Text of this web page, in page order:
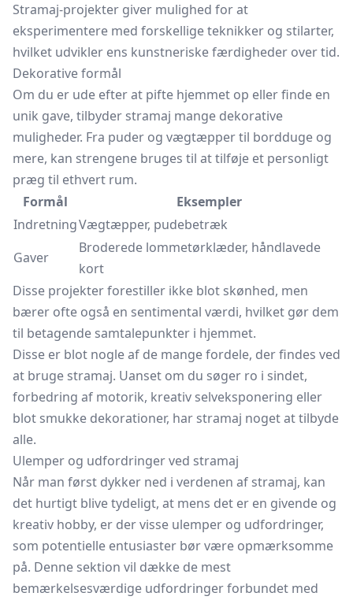
Stramaj-projekter giver mulighed for at
eksperimentere med forskellige teknikker og stilarter,
hvilket udvikler ens kunstneriske færdigheder over tid.
Dekorative formål
Om du er ude efter at pifte hjemmet op eller finde en
unik gave, tilbyder stramaj mange dekorative
muligheder. Fra puder og vægtæpper til bordduge og
mere, kan strengene bruges til at tilføje et personligt
præg til ethvert rum.
Formål
Eksempler
IndretningVægtæpper, pudebetræk
Gaver
Broderede lommetørklæder, håndlavede
kort
Disse projekter forestiller ikke blot skønhed, men
bærer ofte også en sentimental værdi, hvilket gør dem
til betagende samtalepunkter i hjemmet.
Disse er blot nogle af de mange fordele, der findes ved
at bruge stramaj. Uanset om du søger ro i sindet,
forbedring af motorik, kreativ selveksponering eller
blot smukke dekorationer, har stramaj noget at tilbyde
alle.
Ulemper og udfordringer ved stramaj
Når man først dykker ned i verdenen af stramaj, kan
det hurtigt blive tydeligt, at mens det er en givende og
kreativ hobby, er der visse ulemper og udfordringer,
som potentielle entusiaster bør være opmærksomme
på. Denne sektion vil dække de mest
bemærkelsesværdige udfordringer forbundet med